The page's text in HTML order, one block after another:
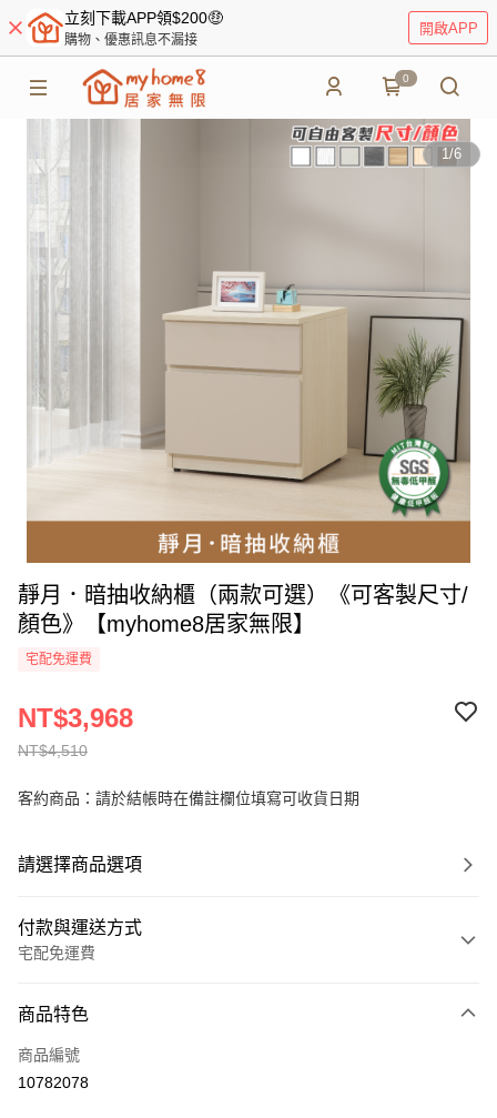
立刻下載APP領$200🤑
購物、優惠訊息不漏接
開啟APP
0
1/6
靜月．暗抽收納櫃（兩款可選）《可客製尺寸/
顏色》【myhome8居家無限】
宅配免運費
NT$4,510
NT$3,968
客約商品：請於結帳時在備註欄位填寫可收貨日期
請選擇商品選項
付款與運送方式
宅配免運費
信用卡一次付款
信用卡分期付款
商品特色
商品編號
10782078